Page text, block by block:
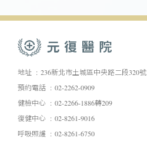
地址
236新北市土城區中央路二段320號
預約電話
02-2262-0909
健檢中心
02-2266-1886轉209
復健中心
02-8261-9016
呼吸照護
02-8261-6750